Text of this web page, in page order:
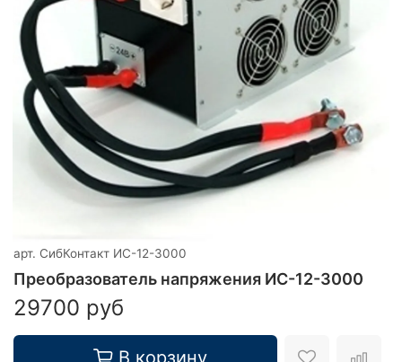
арт. СибКонтакт ИС-12-3000
Преобразователь напряжения ИС-12-3000
29700 руб
В корзину